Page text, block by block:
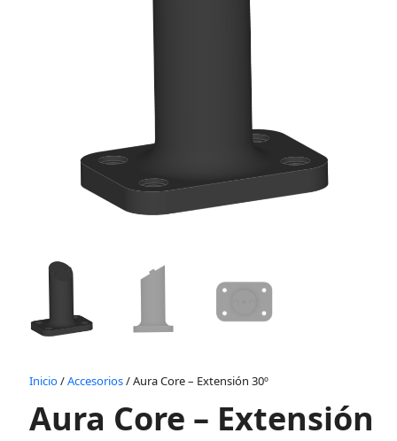
Inicio/Accesorios/ Aura Core – Extensión 30º
Aura Core – Extensión